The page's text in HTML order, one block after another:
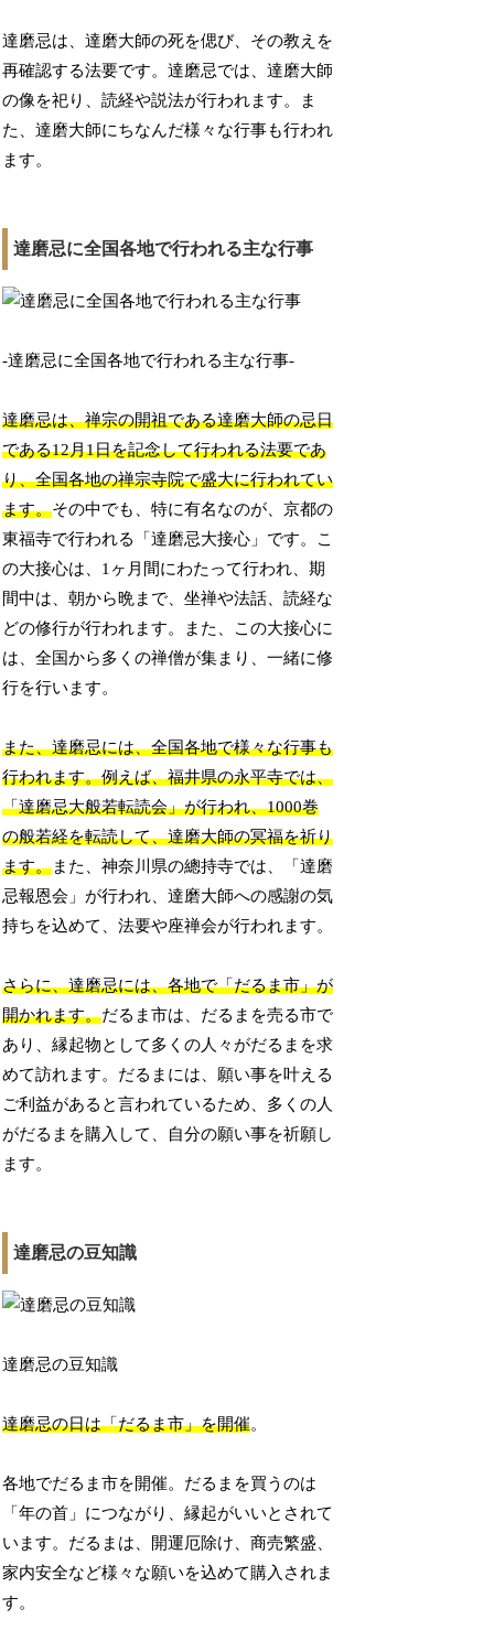
達磨忌は、達磨大師の死を偲び、その教えを
再確認する法要です。達磨忌では、達磨大師
の像を祀り、読経や説法が行われます。ま
た、達磨大師にちなんだ様々な行事も行われ
ます。
達磨忌に全国各地で行われる主な行事
-達磨忌に全国各地で行われる主な行事-
達磨忌は、禅宗の開祖である達磨大師の忌日
である12月1日を記念して行われる法要であ
り、全国各地の禅宗寺院で盛大に行われてい
ます。その中でも、特に有名なのが、京都の
東福寺で行われる「達磨忌大接心」です。こ
の大接心は、1ヶ月間にわたって行われ、期
間中は、朝から晩まで、坐禅や法話、読経な
どの修行が行われます。また、この大接心に
は、全国から多くの禅僧が集まり、一緒に修
行を行います。
また、達磨忌には、全国各地で様々な行事も
行われます。例えば、福井県の永平寺では、
「達磨忌大般若転読会」が行われ、1000巻
の般若経を転読して、達磨大師の冥福を祈り
ます。また、神奈川県の總持寺では、「達磨
忌報恩会」が行われ、達磨大師への感謝の気
持ちを込めて、法要や座禅会が行われます。
さらに、達磨忌には、各地で「だるま市」が
開かれます。だるま市は、だるまを売る市で
あり、縁起物として多くの人々がだるまを求
めて訪れます。だるまには、願い事を叶える
ご利益があると言われているため、多くの人
がだるまを購入して、自分の願い事を祈願し
ます。
達磨忌の豆知識
達磨忌の豆知識
達磨忌の日は「だるま市」を開催。
各地でだるま市を開催。だるまを買うのは
「年の首」につながり、縁起がいいとされて
います。だるまは、開運厄除け、商売繁盛、
家内安全など様々な願いを込めて購入されま
す。